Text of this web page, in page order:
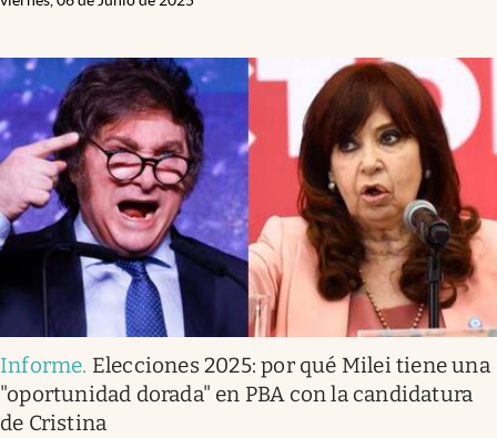
Informe. Elecciones 2025: por qué Milei tiene una
"oportunidad dorada" en PBA con la candidatura
de Cristina